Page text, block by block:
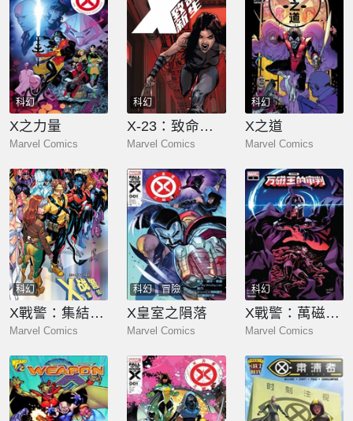
科幻
X之力量
Marvel Comics
科幻
X-23：致命新生
Marvel Comics
科幻
X之道
Marvel Comics
科幻
X戰警：集結（2026）
Marvel Comics
科幻 冒險
X皇室之隕落
Marvel Comics
科幻
X戰警：萬磁王的審判
Marvel Comics